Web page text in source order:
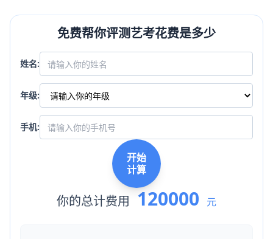
免费帮你评测艺考花费是多少
姓名:
年级:
手机:
开始
计算
你的总计费用 120000 元